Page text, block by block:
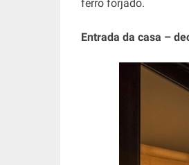
ferro forjado.
Entrada da casa –